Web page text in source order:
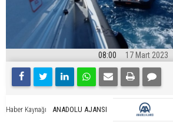
08:00 17 Mart 2023
Haber Kaynağı ANADOLU AJANSI